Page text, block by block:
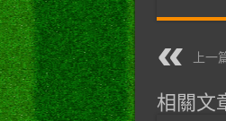
上一
相關文